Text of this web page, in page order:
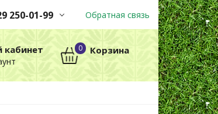
250-01-99
через корзину
без выходных
Обратная связь
0 Корзина